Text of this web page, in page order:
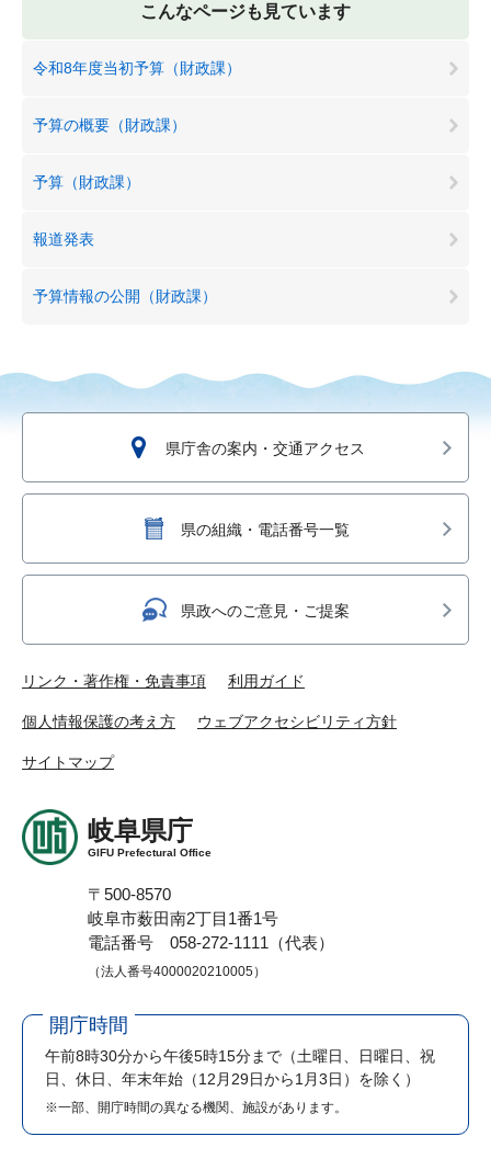
こんなページも見ています
令和8年度当初予算（財政課）
予算の概要（財政課）
予算（財政課）
報道発表
予算情報の公開（財政課）
県庁舎の案内・交通アクセス
県の組織・電話番号一覧
県政へのご意見・ご提案
リンク・著作権・免責事項 利用ガイド
個人情報保護の考え方 ウェブアクセシビリティ方針
サイトマップ
岐阜県庁
GIFU Prefectural Office
〒500-8570
岐阜市薮田南2丁目1番1号
電話番号 058-272-1111（代表）
（法人番号4000020210005）
開庁時間
午前8時30分から午後5時15分まで （土曜日、日曜日、祝
日、休日、年末年始（12月29日から1月3日）を除く）
※一部、開庁時間の異なる機関、施設があります。